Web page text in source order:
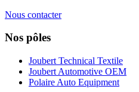
Nous contacter
Nos pôles
Joubert Technical Textile
Joubert Automotive OEM
Polaire Auto Equipment